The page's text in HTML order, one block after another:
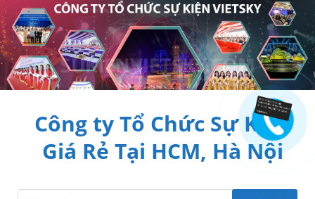
Công ty Tổ Chức Sự Kiện
Giá Rẻ Tại HCM, Hà Nội